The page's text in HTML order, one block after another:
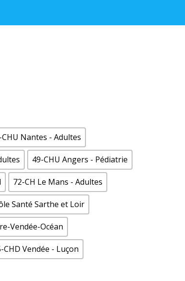
CHU Nantes - Adultes
49-CHU Angers - Pédiatrie
72-CH Le Mans - Adultes
Santé Sarthe et Loir
Vendée-Océan
CHD Vendée - Luçon